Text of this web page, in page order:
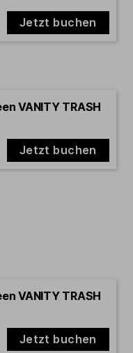
Jetzt buchen
VANITY TRASH
Jetzt buchen
VANITY TRASH
Jetzt buchen